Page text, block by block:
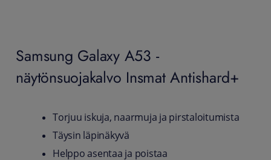
Samsung Galaxy A53 -
näytönsuojakalvo Insmat Antishard+
Torjuu iskuja, naarmuja ja pirstaloitumista
Täysin läpinäkyvä
Helppo asentaa ja poistaa